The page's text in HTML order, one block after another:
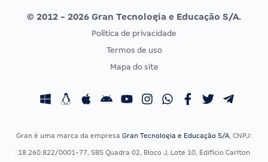
Vunesp
CONCURSOS POR PROFISSÃO
Concursos Fiscais
EXAME DE ORDEM
Calendário OAB
© 2012 - 2026 Gran Tecnologia e Educação S/A.
Política de privacidade
Termos de uso
Mapa do site
Gran é uma marca da empresa Gran Tecnologia e Educação S/A, CNPJ:
18.260.822/0001-77, SBS Quadra 02, Bloco J, Lote 10, Edifício Carlton